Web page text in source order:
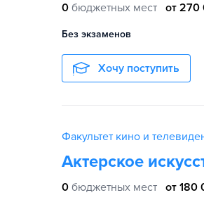
0 бюджетных мест от 270
Без экзаменов
Хочу поступить
Факультет кино и
Актерское
0 бюджетных мест от 180